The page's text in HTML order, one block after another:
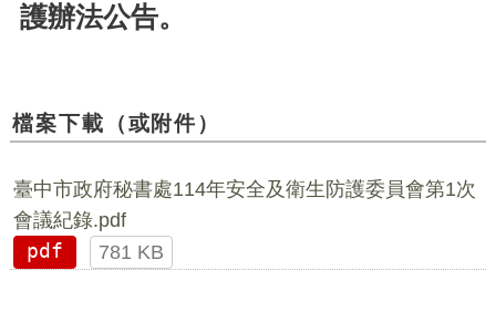
護辦法公告。
檔案下載（或附件）
臺中市政府秘書處114年安全及衛生防護委員會第1次
會議紀錄.pdf
pdf
781 KB